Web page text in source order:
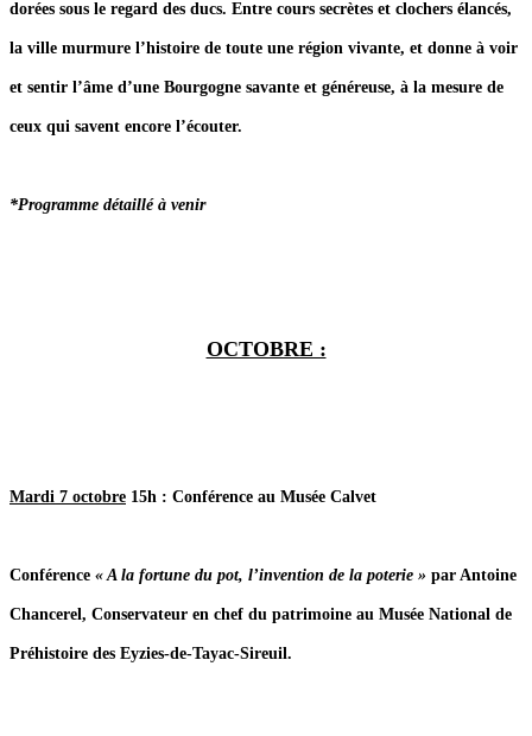
dorées sous le regard des ducs. Entre cours secrètes et clochers élancés,
la ville murmure l’histoire de toute une région vivante, et donne à voir
et sentir l’âme d’une Bourgogne savante et généreuse, à la mesure de
ceux qui savent encore l’écouter.
*Programme détaillé à venir
OCTOBRE :
Mardi 7 octobre 15h : Conférence au Musée Calvet
Conférence « A la fortune du pot, l’invention de la poterie » par Antoine
Chancerel, Conservateur en chef du patrimoine au Musée National de
Préhistoire des Eyzies-de-Tayac-Sireuil.